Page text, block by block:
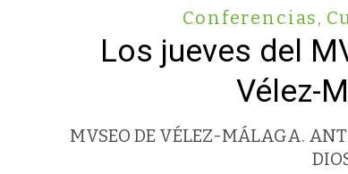
Conferencias,
Los jueves del
Vélez-
MVSEO DE VÉLEZ-MÁLAGA.